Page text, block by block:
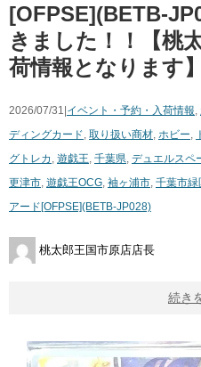
[OFPSE](BETB-
きました！！【桃
荷情報となります】
2026/07/31| イベント・予約・入荷情報,
ディングカード, 取り扱い商材, ホビー,
グ トレカ , 遊戯王, 千葉県, デュエルスペ
更津市, 遊戯王OCG, 袖ヶ浦市, 千葉市緑
アード[OFPSE](BETB-JP028)
桃太郎王国市原店店長
続き